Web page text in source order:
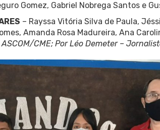
Gomez, Gabriel Nobrega Santos e
– Rayssa Vitória Silva de Paula,
Amanda Rosa Madureira, Ana
CME; Por Léo Demeter –